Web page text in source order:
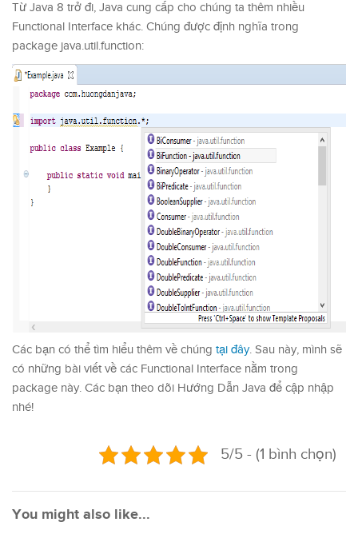
Từ Java 8 trở đi, Java cung cấp cho chúng ta thêm nhiều
Functional Interface khác. Chúng được định nghĩa trong
package java.util.function:
Các bạn có thể tìm hiểu thêm về chúng tại đây. Sau này, mình sẽ
có những bài viết về các Functional Interface nằm trong
package này. Các bạn theo dõi Hướng Dẫn Java để cập nhập
nhé!
5/5 - (1 bình chọn)
You might also like...